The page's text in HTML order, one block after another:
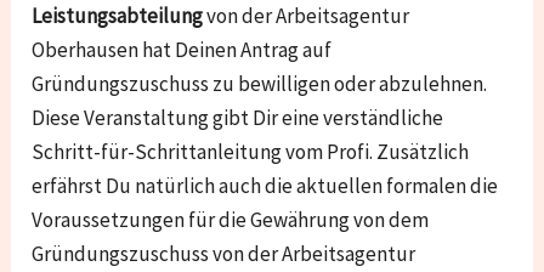
Leistungsabteilungvon der Arbeitsagentur
Oberhausen hat Deinen Antrag auf
Gründungszuschuss zu bewilligen oder abzulehnen.
Diese Veranstaltung gibt Dir eine verständliche
Schritt-für-Schrittanleitung vom Profi. Zusätzlich
erfährst Du natürlich auch die aktuellen formalen die
Voraussetzungen für die Gewährung von dem
Gründungszuschuss von der Arbeitsagentur